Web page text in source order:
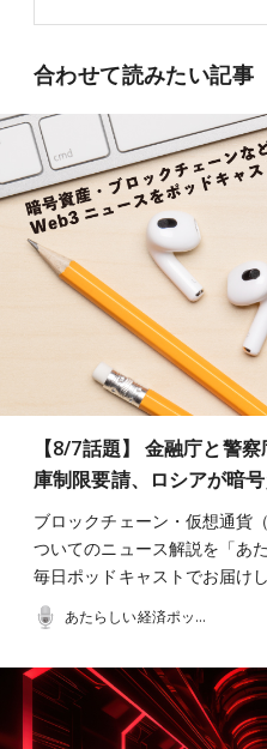
合わせて読みたい記事
【8/7話題】 金融庁と警
庫制限要請、ロシアが暗
ブロックチェーン・仮想通貨
ついてのニュース解説を「あ
毎日ポッドキャストでお届け
あたらしい経済ポッドキャスト